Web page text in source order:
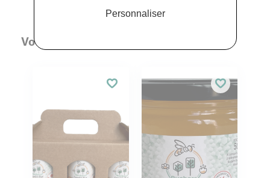
Vous aimerez aussi
Personnaliser